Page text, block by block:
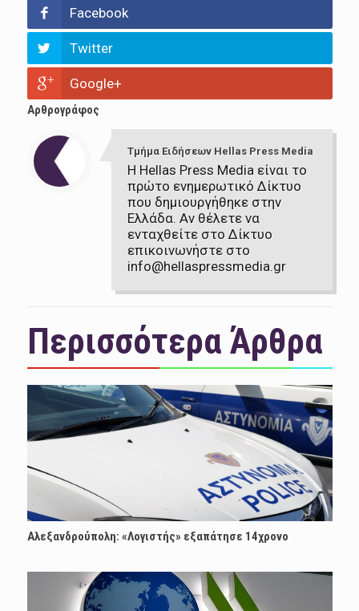
Facebook
Twitter
Google+
Αρθρογράφος
Τμήμα Ειδήσεων Hellas Press Media
Η Hellas Press Media είναι το
πρώτο ενημερωτικό Δίκτυο
που δημιουργήθηκε στην
Ελλάδα. Αν θέλετε να
ενταχθείτε στο Δίκτυο
επικοινωνήστε στο
info@hellaspressmedia.gr
Περισσότερα Άρθρα
Αλεξανδρούπολη: «Λογιστής» εξαπάτησε 14χρονο